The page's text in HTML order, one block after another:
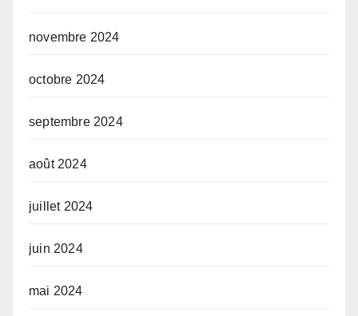
novembre 2024
octobre 2024
septembre 2024
août 2024
juillet 2024
juin 2024
mai 2024